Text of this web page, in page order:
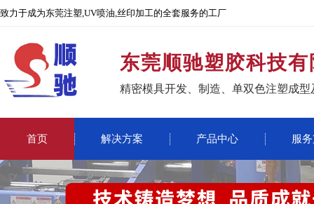
致力于成为东莞注塑,UV喷油,丝印加工的全套服务的工厂
东莞顺驰塑胶科技
精密模具开发、制造、单双色注塑成
首页 解决方案 产品中心 服